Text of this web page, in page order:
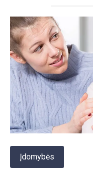
Įdomybės